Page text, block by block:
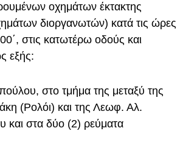
οχημάτων έκτακτης
διοργανωτών) κατά τις ώρες
στις κατωτέρω οδούς και
εξής:
στο τμήμα της μεταξύ της
(Ρολόι) και της Λεωφ. Αλ.
και στα δύο (2) ρεύματα